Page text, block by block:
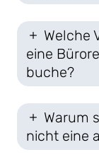
Welche
eine
buche?
Warum
nicht eine